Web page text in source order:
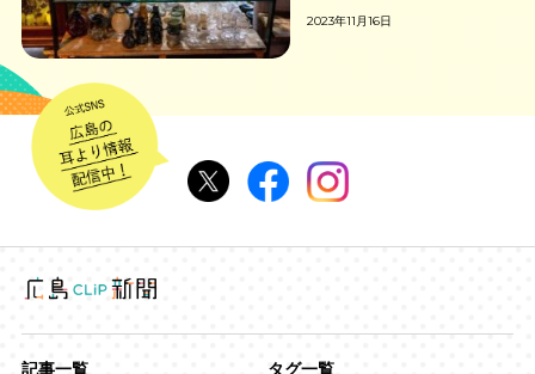
2023年11月16日
記事一覧 タグ一覧